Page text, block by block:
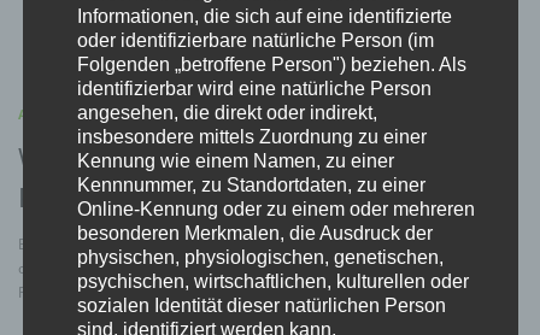
ALLGEMEIN/AUFBEWAHRUNG/ILLEGALE WAFFEN
Waffenlagerung bei Polizei in Rheinland-
Pfalz mit Kritik
Bundesweit gibt es immer wieder Berichte darüber, dass Geld, Drogen
oder Waffen aus Asservatenkammern gestohlen werden. Auch bei der
Polizei in Mainz ist das 2011 schon vorgekommen. Um so etwas …
Informationen, die sich auf eine identifizierte
oder identifizierbare natürliche Person (im
Folgenden „betroffene Person") beziehen. Als
identifizierbar wird eine natürliche Person
angesehen, die direkt oder indirekt,
insbesondere mittels Zuordnung zu einer
Kennung wie einem Namen, zu einer
Kennnummer, zu Standortdaten, zu einer
Online-Kennung oder zu einem oder mehreren
besonderen Merkmalen, die Ausdruck der
physischen, physiologischen, genetischen,
psychischen, wirtschaftlichen, kulturellen oder
sozialen Identität dieser natürlichen Person
sind, identifiziert werden kann.